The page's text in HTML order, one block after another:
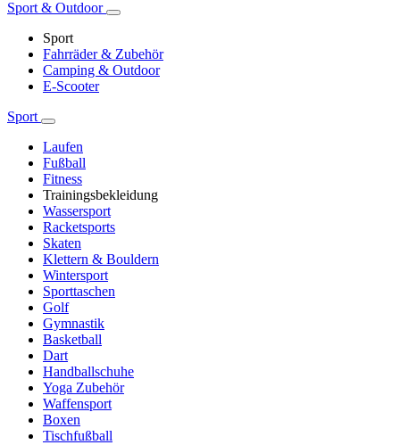
Sport & Outdoor
Sport
Fahrräder & Zubehör
Camping & Outdoor
E-Scooter
Sport
Laufen
Fußball
Fitness
Trainingsbekleidung
Wassersport
Racketsports
Skaten
Klettern & Bouldern
Wintersport
Sporttaschen
Golf
Gymnastik
Basketball
Dart
Handballschuhe
Yoga Zubehör
Waffensport
Boxen
Tischfußball